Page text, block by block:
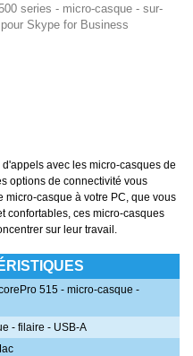
series - micro-casque - sur-
Skype for Business
avec les micro-casques de
options de connectivité vous
micro-casque à votre PC, que vous
confortables, ces micro-casques
sur leur travail.
515 - micro-casque -
- filaire - USB-A